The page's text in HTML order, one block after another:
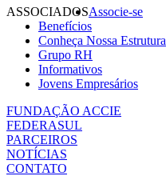
ASSOCIADOSAssocie-se
Benefícios
Conheça Nossa Estrutura
Grupo RH
Informativos
Jovens Empresários
FUNDAÇÃO ACCIE
FEDERASUL
PARCEIROS
NOTÍCIAS
CONTATO